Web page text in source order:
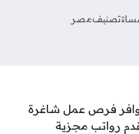
تصنيفمصر
فرص عمل شاغرة
رواتب مجزية